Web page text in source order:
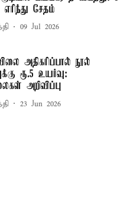
சேதம்
09 Jul 2026
அதிகரிப்பால் நூல்
ரூ.5 உயர்வு:
அறிவிப்பு
23 Jun 2026